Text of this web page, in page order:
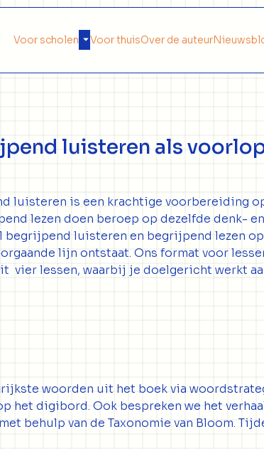
Voor scholen Voor thuisOver de auteur
luisteren als
luisteren is een krachtige voorbereiding
lezen doen beroep op dezelfde denk-
begrijpend luisteren en begrijpend lezen
lijn ontstaat. Ons format voor
vier lessen, waarbij je doelgericht werkt
woorden uit het boek via
het digibord. Ook bespreken we het
behulp van de Taxonomie van Bloom.